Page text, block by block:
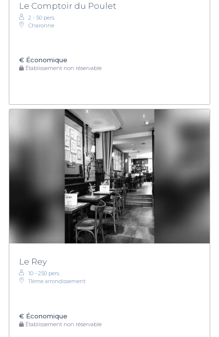
Le Comptoir du Poulet
2 - 50 pers.
Charonne
€ Économique
Établissement non réservable
Le Rey
10 - 250 pers.
11ème arrondissement
€ Économique
Établissement non réservable